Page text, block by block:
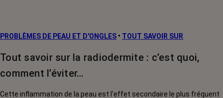
PROBLÈMES DE PEAU ET D'ONGLES • TOUT SAVOIR SUR
Tout savoir sur la radiodermite : c’est quoi,
comment l’éviter…
Cette inflammation de la peau est l’effet secondaire le plus fréquent